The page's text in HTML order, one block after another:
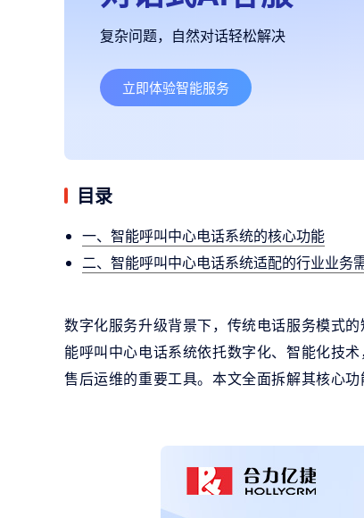
复杂问题，自然对话轻松解决
立即体验智能服务
目录
一、智能呼叫中心电话系统的核心功能
二、智能呼叫中心电话系统适配的行业业务
数字化服务升级背景下，传统电话服务模式
能呼叫中心电话系统依托数字化、智能化技
售后运维的重要工具。本文全面拆解其核心